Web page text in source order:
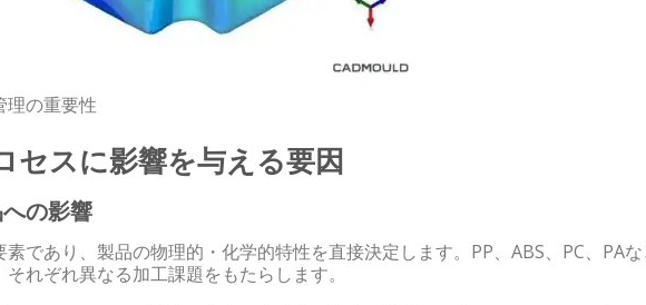
理の重要性
セスに影響を与える要因
の影響
であり、製品の物理的・化学的特性を直接決定します。PP、ABS、PC、PA
それぞれ異なる加工課題をもたらします。